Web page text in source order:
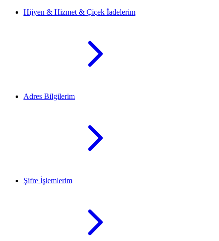
Hijyen & Hizmet & Çiçek İadelerim
Adres Bilgilerim
Şifre İşlemlerim